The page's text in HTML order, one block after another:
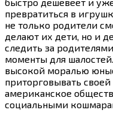
превратиться в
не только родители
делают их дети, но и
следить за
моменты для
высокой моралью
приторговывать
американское
социальными